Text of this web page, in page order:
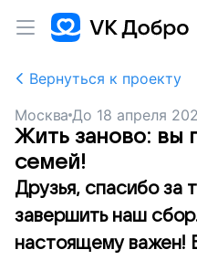
Вернуться к проекту
Москва До 18 апреля
Жить заново: вы
семей!
Друзья, спасибо за
завершить наш
настоящему важен!